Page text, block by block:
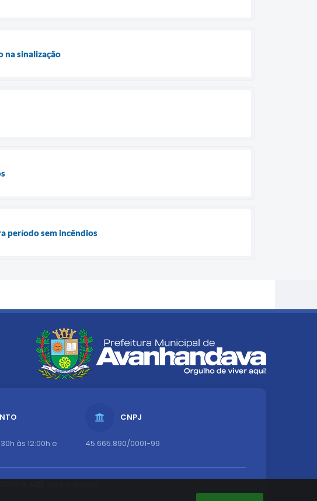
na sinalização
período sem incêndios
às 12:00h e
CNPJ
45.665.890/0001-99